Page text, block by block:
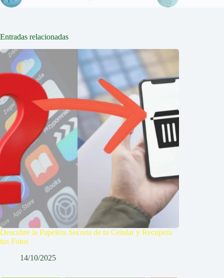
Entradas relacionadas
Descubre la Papelera Secreta de tu Celular y Recupera
tus Fotos
14/10/2025